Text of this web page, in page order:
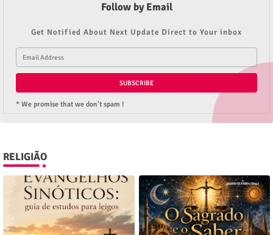
Follow by Email
Get Notified About Next Update Direct to Your inbox
* We promise that we don't spam !
RELIGIÃO